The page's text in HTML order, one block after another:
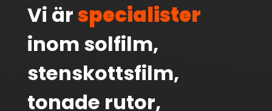
Vi ärspecialister
inom solfilm,
stenskottsfilm,
tonade rutor,